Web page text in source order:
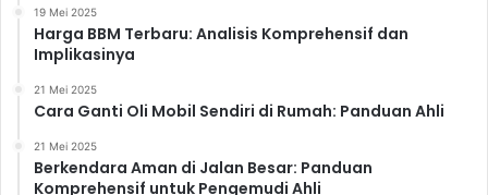
19 Mei 2025
Harga BBM Terbaru: Analisis Komprehensif dan
Implikasinya
21 Mei 2025
Cara Ganti Oli Mobil Sendiri di Rumah: Panduan Ahli
21 Mei 2025
Berkendara Aman di Jalan Besar: Panduan
Komprehensif untuk Pengemudi Ahli